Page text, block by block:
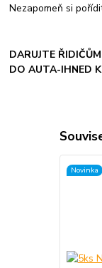
Nezapomeň si
DARUJTE
DO AUTA-IHNED
Novinka